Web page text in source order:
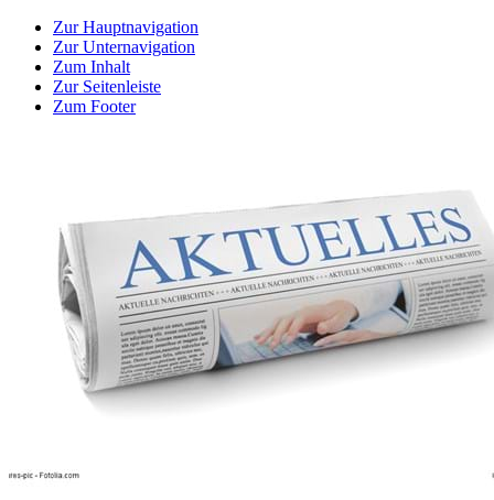
Zur Hauptnavigation
Zur Unternavigation
Zum Inhalt
Zur Seitenleiste
Zum Footer